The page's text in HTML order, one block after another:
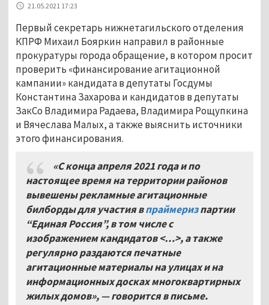
21.05.2021 17:23
Первый секретарь нижнетагильского отделения
КПРФ Михаил Бояркин направил в районные
прокуратуры города обращение, в котором просит
проверить «финансирование агитационной
кампании» кандидата в депутаты Госдумы
Константина Захарова и кандидатов в депутаты
ЗакСо Владимира Радаева, Владимира Рощупкина
и Вячеслава Малых, а также выяснить источники
этого финансирования.
«С конца апреля 2021 года и по
настоящее время на территории районов
вывешены рекламные агитационные
билборды для участия впраймеризпартии
“Единая Россия”, в том числе с
изображением кандидатов <…>, а также
регулярно раздаются печатные
агитационные материалы на улицах и на
информационных досках многоквартирных
жилых домов», — говорится в письме.